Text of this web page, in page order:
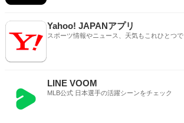
Yahoo! JAPANアプリ
スポーツ情報やニュース、天気もこれひとつで
LINE VOOM
MLB公式 日本選手の活躍シーンをチェック